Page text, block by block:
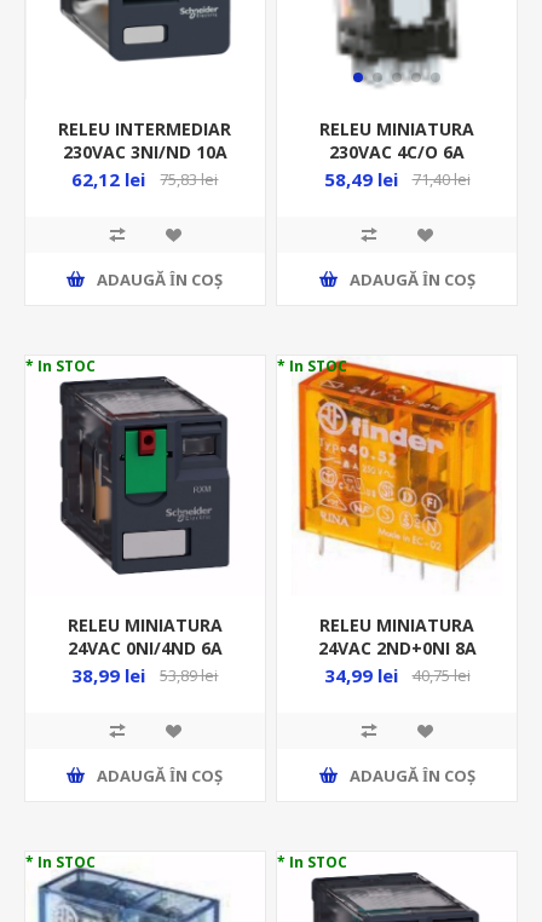
RELEU INTERMEDIAR
230VAC 3NI/ND 10A
UNIVERSAL RUMC31P7
62,12 lei 75,83 lei
ADAUGĂ ȊN COŞ
RELEU MINIATURA
230VAC 4C/O 6A
RXM4AB2P7 LED
58,49 lei 71,40 lei
ADAUGĂ ȊN COŞ
* In STOC
RELEU MINIATURA
24VAC 0NI/4ND 6A
RXM4AB1B7
38,99 lei 53,89 lei
ADAUGĂ ȊN COŞ
* In STOC
RELEU MINIATURA
24VAC 2ND+0NI 8A
SERIA 40.52
34,99 lei 40,75 lei
ADAUGĂ ȊN COŞ
* In STOC * In STOC